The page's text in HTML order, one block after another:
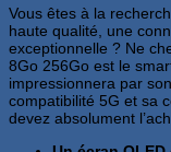
Vous êtes à la
haute qualité, une
exceptionnelle ? Ne
8Go 256Go est le
impressionnera par
compatibilité 5G et sa
devez absolument